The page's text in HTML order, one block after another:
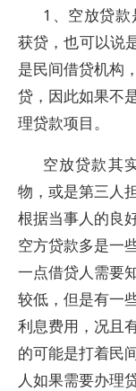
1、空放贷
获贷，也可以说
是民间借贷机构
贷，因此如果不
理贷款项目。
空放贷款其
物，或是第三人
根据当事人的良
空方贷款多是一
一点借贷人需要
较低，但是有一
利息费用，况且
的可能是打着民
人如果需要办理